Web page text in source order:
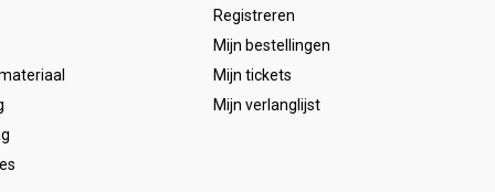
Registreren
Mijn bestellingen
Mijn tickets
Mijn verlanglijst